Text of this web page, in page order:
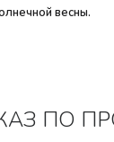
весны.
ПО